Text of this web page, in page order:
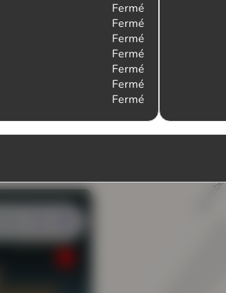
Fermé
Fermé
Fermé
Fermé
Fermé
Fermé
Fermé